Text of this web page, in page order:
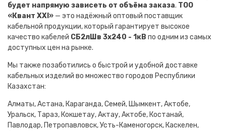
будет напрямую зависеть от объёма заказа. ТОО
«Квант XXI» — это надёжный оптовый поставщик
кабельной продукции, который гарантирует высокое
качество кабелей СБ2лШв 3х240 - 1кВ по одним из самых
доступных цен на рынке.
Мы также позаботились о быстрой и удобной доставке
кабельных изделий во множество городов Республики
Казахстан:
Алматы, Астана, Караганда, Семей, Шымкент, Актобе,
Уральск, Тараз, Кокшетау, Актау, Актобе, Костанай,
Павлодар, Петропавловск, Усть-Каменогорск, Каскелен,